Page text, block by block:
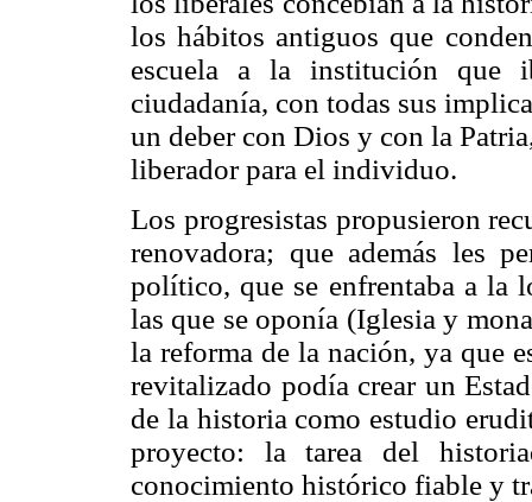
los hábitos antiguos que
escuela a la institución que
ciudadanía, con todas sus
un deber con Dios y con la
liberador para el individuo.
Los progresistas propusieron
renovadora; que además les
político, que se enfrentaba a la
las que se oponía (Iglesia y
la reforma de la nación, ya que
revitalizado podía crear un
de la historia como estudio
proyecto: la tarea del
conocimiento histórico fiable y